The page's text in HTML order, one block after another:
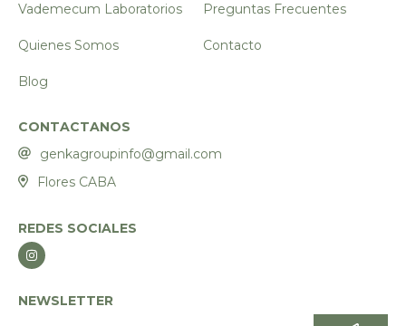
Vademecum Laboratorios Preguntas Frecuentes
Quienes Somos Contacto
Blog
CONTACTANOS
genkagroupinfo@gmail.com
Flores CABA
REDES SOCIALES
NEWSLETTER